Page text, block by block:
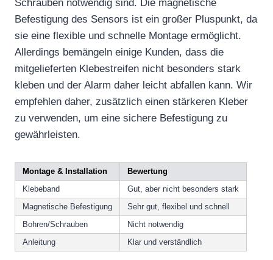
Schrauben notwendig sind. Die magnetische
Befestigung des Sensors ist ein großer Pluspunkt, da
sie eine flexible und schnelle Montage ermöglicht.
Allerdings bemängeln einige Kunden, dass die
mitgelieferten Klebestreifen nicht besonders stark
kleben und der Alarm daher leicht abfallen kann. Wir
empfehlen daher, zusätzlich einen stärkeren Kleber
zu verwenden, um eine sichere Befestigung zu
gewährleisten.
Montage & Installation
Bewertung
Klebeband
Gut, aber nicht besonders stark
Magnetische Befestigung
Sehr gut, flexibel und schnell
Bohren/Schrauben
Nicht notwendig
Anleitung
Klar und verständlich